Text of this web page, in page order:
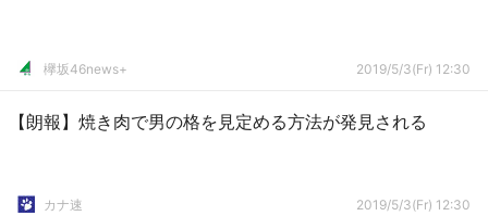
欅坂46news+ 2019/5/3(Fr) 12:30
【朗報】焼き肉で男の格を見定める方法が発見される
カナ速 2019/5/3(Fr) 12:30